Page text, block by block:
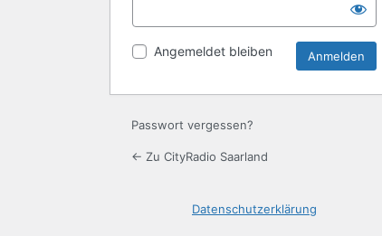
Angemeldet bleiben
Passwort vergessen?
← Zu CityRadio Saarland
Datenschutzerklärung